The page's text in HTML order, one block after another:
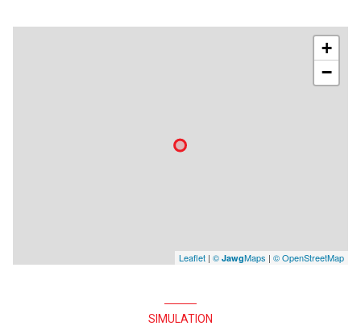
+
−
Leaflet | © JawgMaps | © OpenStreetMap
SIMULATION